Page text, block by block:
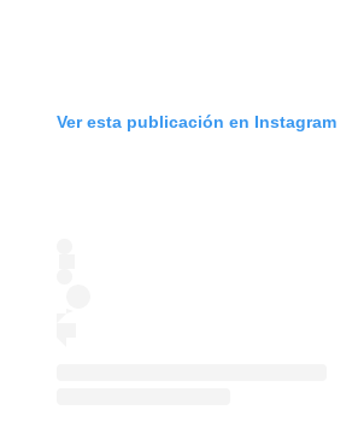
Ver esta publicación en Instagram